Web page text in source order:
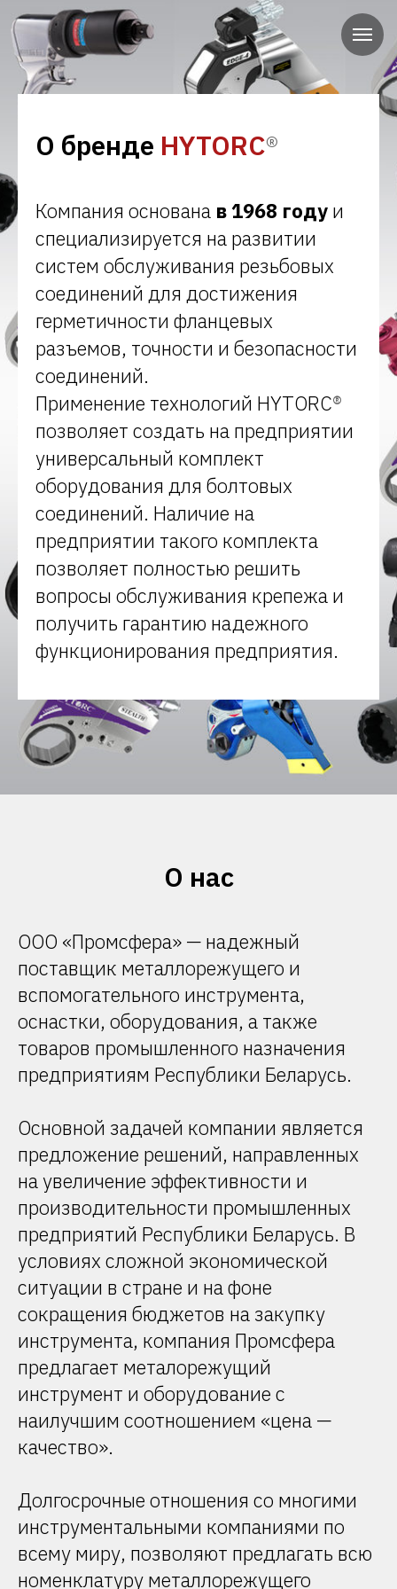
О бренде HYTORC®
Компания основана в 1968 году и
специализируется на развитии
систем обслуживания резьбовых
соединений для достижения
герметичности фланцевых
разъемов, точности и безопасности
соединений.
Применение технологий HYTORC®
позволяет создать на предприятии
универсальный комплект
оборудования для болтовых
соединений. Наличие на
предприятии такого комплекта
позволяет полностью решить
вопросы обслуживания крепежа и
получить гарантию надежного
функционирования предприятия.
О нас
ООО «Промсфера» — надежный
поставщик металлорежущего и
вспомогательного инструмента,
оснастки, оборудования, а также
товаров промышленного назначения
предприятиям Республики Беларусь.
Основной задачей компании является
предложение решений, направленных
на увеличение эффективности и
производительности промышленных
предприятий Республики Беларусь. В
условиях сложной экономической
ситуации в стране и на фоне
сокращения бюджетов на закупку
инструмента, компания Промсфера
предлагает металорежущий
инструмент и оборудование с
наилучшим соотношением «цена —
качество».
Долгосрочные отношения со многими
инструментальными компаниями по
всему миру, позволяют предлагать всю
номенклатуру металлорежущего